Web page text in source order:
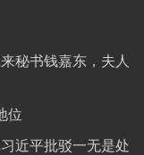
秘书钱嘉东，夫人
位
近平批驳一无是处